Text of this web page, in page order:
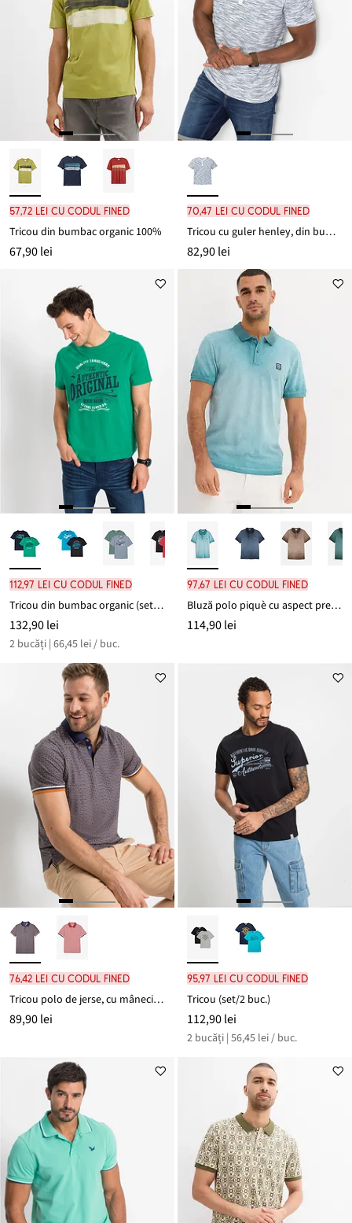
57,72 lei cu codul FINED
Tricou din bumbac organic 100%
67,90 lei
70,47 lei cu codul FINED
Tricou cu guler henley, din bumbac 100%, cu mâneci scurte
82,90 lei
112,97 lei cu codul FINED
Tricou din bumbac organic (set/2 buc.)
132,90 lei
2 bucăți | 66,45 lei / buc.
97,67 lei cu codul FINED
Bluză polo piquè cu aspect prespălat
114,90 lei
76,42 lei cu codul FINED
Tricou polo de jerse, cu mâneci scurte, din bumbac organic 100%
89,90 lei
95,97 lei cu codul FINED
Tricou (set/2 buc.)
112,90 lei
2 bucăți | 56,45 lei / buc.